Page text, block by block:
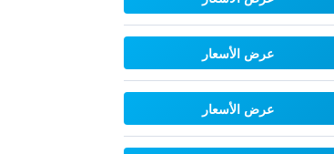
عرض الأسعار
عرض الأسعار